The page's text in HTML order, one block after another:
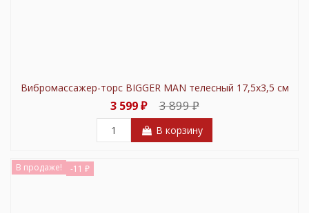
Вибромассажер-торс BIGGER MAN телесный 17,5х3,5 см
3 599 ₽ 3 899 ₽
В корзину
В продаже! -11 ₽